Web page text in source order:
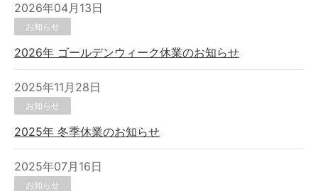
2026年04月13日
お知らせ
2026年 ゴールデンウィーク休業のお知らせ
2025年11月28日
お知らせ
2025年 冬季休業のお知らせ
2025年07月16日
お知らせ